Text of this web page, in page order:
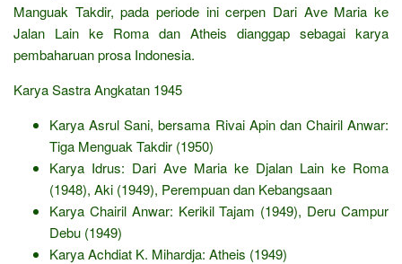
Manguak Takdir, pada periode ini cerpen Dari Ave Maria ke
Jalan Lain ke Roma dan Atheis dianggap sebagai karya
pembaharuan prosa Indonesia.
Karya Sastra Angkatan 1945
Karya Asrul Sani, bersama Rivai Apin dan Chairil Anwar:
Tiga Menguak Takdir (1950)
Karya Idrus: Dari Ave Maria ke Djalan Lain ke Roma
(1948), Aki (1949), Perempuan dan Kebangsaan
Karya Chairil Anwar: Kerikil Tajam (1949), Deru Campur
Debu (1949)
Karya Achdiat K. Mihardja: Atheis (1949)